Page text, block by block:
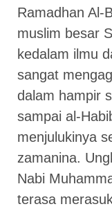
Ramadhan Al-
muslim besar
kedalam ilmu
sangat
dalam hampir
sampai al-
menjulukinya
zamanina.
Nabi
terasa